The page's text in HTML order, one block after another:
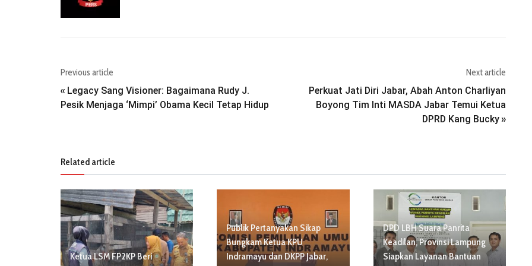
Previous article
« Legacy Sang Visioner: Bagaimana Rudy J.
Pesik Menjaga ‘Mimpi’ Obama Kecil Tetap Hidup
Next article
Perkuat Jati Diri Jabar, Abah Anton Charliyan
Boyong Tim Inti MASDA Jabar Temui Ketua
DPRD Kang Bucky »
Related article
Ketua LSM FP2KP Beri
Publik Pertanyakan Sikap
Bungkam Ketua KPU
Indramayu dan DKPP Jabar,
DPD LBH Suara Panrita
Keadilan, Provinsi Lampung
Siapkan Layanan Bantuan